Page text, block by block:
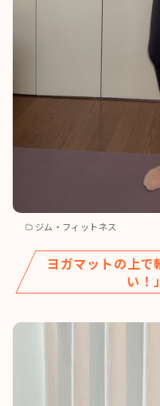
ジム・フィットネス
ヨガマットの上
い！